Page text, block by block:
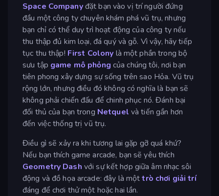
Space Companyđặt bạn vào vị trí người đứng
đầu một công ty chuyên khám phá vũ trụ, nhưng
bạn chỉ có thể duy trì hoạt động của công ty nếu
thu thập đủ kim loại, đá quý và gỗ. Vì vậy, hãy tiếp
tục thu thập! First Colony là một phần trong bộ
sưu tập game mô phỏng của chúng tôi, nơi bạn
tiên phong xây dựng sự sống trên sao Hỏa. Vũ trụ
rộng lớn, nhưng điều đó không có nghĩa là bạn sẽ
không phải chiến đấu để chinh phục nó. Đánh bại
đối thủ của bạn trong Netquel và tiến gần hơn
đến việc thống trị vũ trụ.
Điều gì sẽ xảy ra khi tương lai gặp gỡ quá khứ?
Nếu bạn thích game arcade, bạn sẽ yêu thích
Geometry Dash với sự kết hợp giữa âm nhạc sôi
động và đồ họa arcade: đây là mộttrò chơi giải trí
đáng để chơi thử một hoặc hai lần.